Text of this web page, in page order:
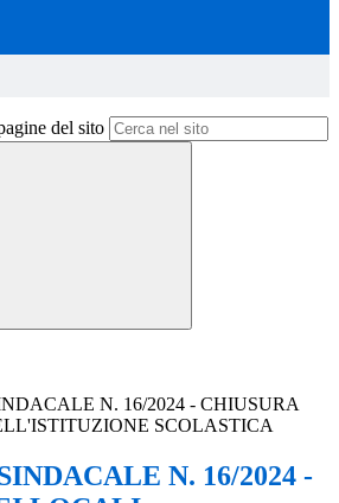
del sito
N. 16/2024 - CHIUSURA
SCOLASTICA
N. 16/2024 -